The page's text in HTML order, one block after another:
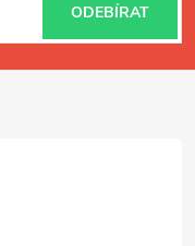
ODEBÍRAT